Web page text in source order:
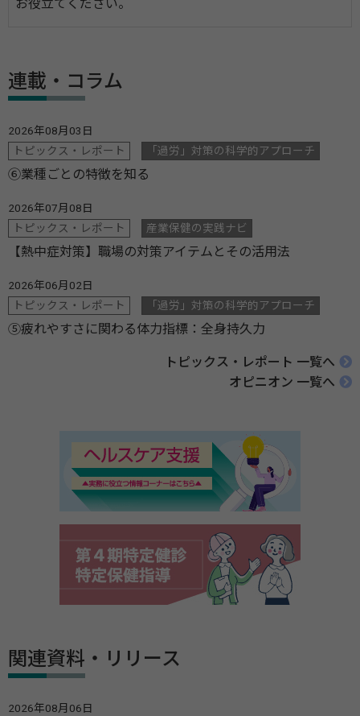
お役立てください。
連載・コラム
2026年08月03日
トピックス・レポート
「過労」対策の科学的アプローチ
⑥業種ごとの特徴を知る
2026年07月08日
トピックス・レポート
産業保健の実践ナビ
【熱中症対策】職場の対策アイテムとその活用法
2026年06月02日
トピックス・レポート
「過労」対策の科学的アプローチ
⑤疲れやすさに関わる体力指標：全身持久力
トピックス・レポート 一覧へ
オピニオン 一覧へ
関連資料・リリース
2026年08月06日